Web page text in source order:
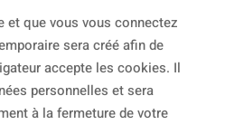
et que vous vous connectez
sera créé afin de
accepte les cookies. Il
personnelles et sera
à la fermeture de votre